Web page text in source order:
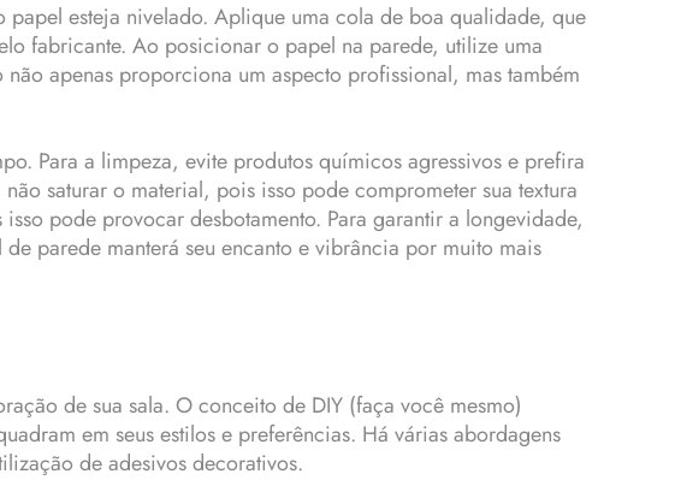
esteja nivelado. Aplique uma cola de boa qualidade, que
fabricante. Ao posicionar o papel na parede, utilize uma
apenas proporciona um aspecto profissional, mas também
Para a limpeza, evite produtos químicos agressivos e prefira
saturar o material, pois isso pode comprometer sua textura
pode provocar desbotamento. Para garantir a longevidade,
parede manterá seu encanto e vibrância por muito mais
de sua sala. O conceito de DIY (faça você mesmo)
em seus estilos e preferências. Há várias abordagens
de adesivos decorativos.